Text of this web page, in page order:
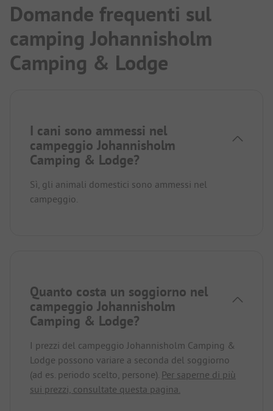
Domande frequenti sul
camping Johannisholm
Camping & Lodge
I cani sono ammessi nel
campeggio Johannisholm
Camping & Lodge?
Sì, gli animali domestici sono ammessi nel
campeggio.
Quanto costa un soggiorno nel
campeggio Johannisholm
Camping & Lodge?
I prezzi del campeggio Johannisholm Camping &
Lodge possono variare a seconda del soggiorno
(ad es. periodo scelto, persone). Per saperne di più
sui prezzi, consultate questa pagina.